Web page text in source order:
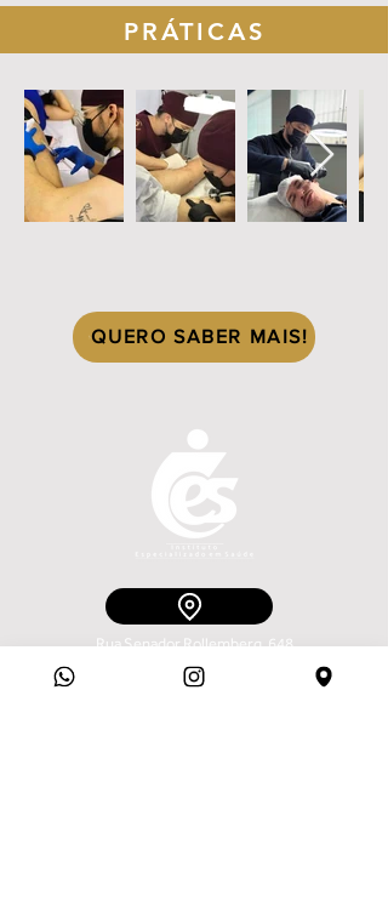
PRÁTICAS
QUERO SABER MAIS!
Rua Senador Rollemberg, 648
São José, Aracaju - SE,